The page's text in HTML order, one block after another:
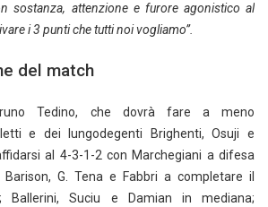
sostanza, attenzione e furore agonistico al
i 3 punti che tutti noi vogliamo”.
del match
Tedino, che dovrà fare a meno
e dei lungodegenti Brighenti, Osuji e
al 4-3-1-2 con Marchegiani a difesa
G. Tena e Fabbri a completare il
Ballerini, Suciu e Damian in mediana;